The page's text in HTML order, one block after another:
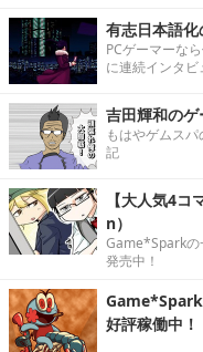
有志日本語化
PCゲーマーな
に連続インタビ
吉田輝和の
もはやゲムス
記
【大人気4
n）
Game*Sparkの
発売中！
好評稼働中！